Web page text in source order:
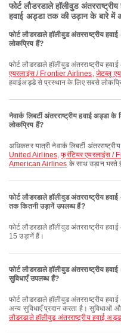
फोर्ट लौडरडाले हॉलीवुड
हवाई अड्डा तक की उड़ान के बारे में
फोर्ट लौडरडाले हॉलीवुड अंतरराष्ट्रीय
लोकप्रिय हैं?
फोर्ट लौडरडाले हॉलीवुड अंतरराष्ट्रीय
एयरलाइंस / Frontier Airlines, जेटब्लू
हवाईअड्डे से प्रस्थान के लिए सबसे
नेवार्क लिबर्टी अंतरराष्ट्रीय हवाई अड्डा
लोकप्रिय हैं?
अधिकतर यात्री नेवार्क लिबर्टी
United Airlines,फ्रंटियर एयरलाइंस /
American Airlines के साथ उड़ान भरते
फोर्ट लौडरडाले हॉलीवुड अंतरराष्ट्रीय
तक कितनी उड़ानें उपलब्ध हैं?
फोर्ट लौडरडाले हॉलीवुड अंतरराष्ट्रीय हवाई अड्डा से नेवार्क लिबर्टी अंतरराष्ट्रीय हवाई अड्डा तक
15 उड़ानें हैं।
फोर्ट लौडरडाले हॉलीवुड अंतरराष्ट्रीय
सुविधाएँ उपलब्ध हैं?
फोर्ट लौडरडाले हॉलीवुड अंतरराष्ट्रीय हवाई अड्डा आपकी यात्रा को बेहतर बनाने के लिए और कई
अन्य सुविधाएँ प्रदान करता है। सुविधाओं
लौडरडाले हॉलीवुड अंतरराष्ट्रीय हवाई